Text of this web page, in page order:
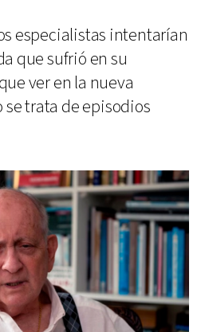
especialistas intentarían
que sufrió en su
ver en la nueva
trata de episodios